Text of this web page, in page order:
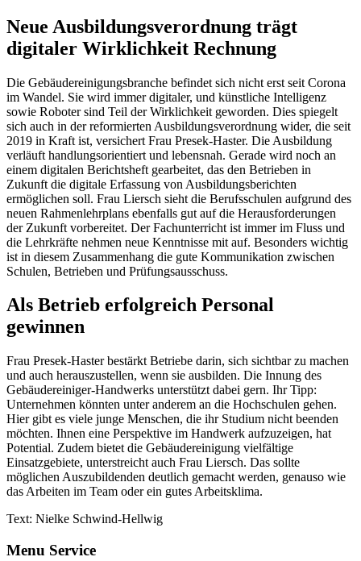
Neue Ausbildungsverordnung trägt
digitaler Wirklichkeit Rechnung
Die Gebäudereinigungsbranche befindet sich nicht erst seit Corona
im Wandel. Sie wird immer digitaler, und künstliche Intelligenz
sowie Roboter sind Teil der Wirklichkeit geworden. Dies spiegelt
sich auch in der reformierten Ausbildungsverordnung wider, die seit
2019 in Kraft ist, versichert Frau Presek-Haster. Die Ausbildung
verläuft handlungsorientiert und lebensnah. Gerade wird noch an
einem digitalen Berichtsheft gearbeitet, das den Betrieben in
Zukunft die digitale Erfassung von Ausbildungsberichten
ermöglichen soll. Frau Liersch sieht die Berufsschulen aufgrund des
neuen Rahmenlehrplans ebenfalls gut auf die Herausforderungen
der Zukunft vorbereitet. Der Fachunterricht ist immer im Fluss und
die Lehrkräfte nehmen neue Kenntnisse mit auf. Besonders wichtig
ist in diesem Zusammenhang die gute Kommunikation zwischen
Schulen, Betrieben und Prüfungsausschuss.
Als Betrieb erfolgreich Personal
gewinnen
Frau Presek-Haster bestärkt Betriebe darin, sich sichtbar zu machen
und auch herauszustellen, wenn sie ausbilden. Die Innung des
Gebäudereiniger-Handwerks unterstützt dabei gern. Ihr Tipp:
Unternehmen könnten unter anderem an die Hochschulen gehen.
Hier gibt es viele junge Menschen, die ihr Studium nicht beenden
möchten. Ihnen eine Perspektive im Handwerk aufzuzeigen, hat
Potential. Zudem bietet die Gebäudereinigung vielfältige
Einsatzgebiete, unterstreicht auch Frau Liersch. Das sollte
möglichen Auszubildenden deutlich gemacht werden, genauso wie
das Arbeiten im Team oder ein gutes Arbeitsklima.
Text: Nielke Schwind-Hellwig
Menu Service